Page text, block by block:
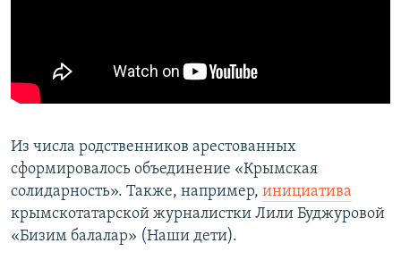
Из числа родственников арестованных
сформировалось объединение «Крымская
солидарность». Также, например, инициатива
крымскотатарской журналистки Лили Буджуровой
«Бизим балалар» (Наши дети).